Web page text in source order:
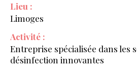
Lieu :
Limoges
Activité :
Entreprise spécialisée dans les
désinfection innovantes